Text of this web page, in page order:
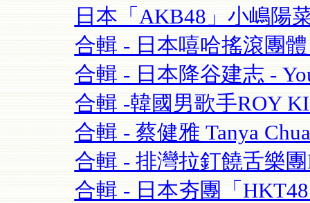
日本「AKB48」小嶋陽
合輯 - 日本嘻哈搖滾團體
合輯 - 日本降谷建志 -
合輯 -韓國男歌手ROY
合輯 - 蔡健雅 Tanya
合輯 - 排灣拉釘饒舌樂
合輯 - 日本夯團「